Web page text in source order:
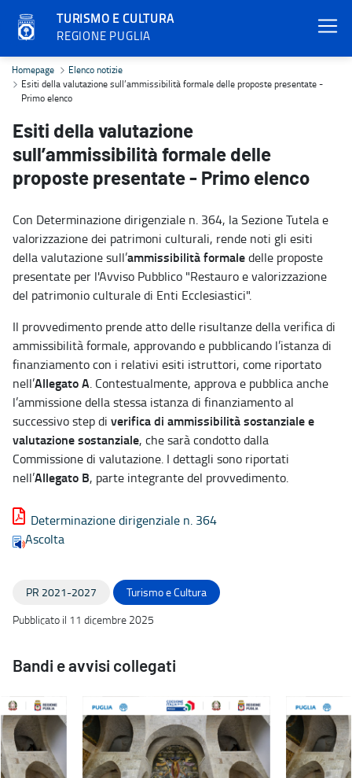
TURISMO E CULTURA
REGIONE PUGLIA
Esiti della valutazione sull’ammissibilità formale delle proposte
Homepage
Elenco notizie
Esiti della valutazione sull’ammissibilità formale delle proposte presentate -
Primo elenco
Esiti della valutazione
sull’ammissibilità formale delle
proposte presentate - Primo elenco
Con Determinazione dirigenziale n. 364, la Sezione Tutela e
valorizzazione dei patrimoni culturali, rende noti gli esiti
della valutazione sull’ammissibilità formaledelle proposte
presentate per l'Avviso Pubblico "Restauro e valorizzazione
del patrimonio culturale di Enti Ecclesiastici".
Il provvedimento prende atto delle risultanze della verifica di
ammissibilità formale, approvando e pubblicando l’istanza di
finanziamento con i relativi esiti istruttori, come riportato
nell’Allegato A. Contestualmente, approva e pubblica anche
l’ammissione della stessa istanza di finanziamento al
successivo step di verifica di ammissibilità sostanziale e
valutazione sostanziale, che sarà condotto dalla
Commissione di valutazione. I dettagli sono riportati
nell’Allegato B, parte integrante del provvedimento.
Determinazione dirigenziale n. 364
Ascolta
PR 2021-2027
Turismo e Cultura
Pubblicato il 11 dicembre 2025
Bandi e avvisi collegati